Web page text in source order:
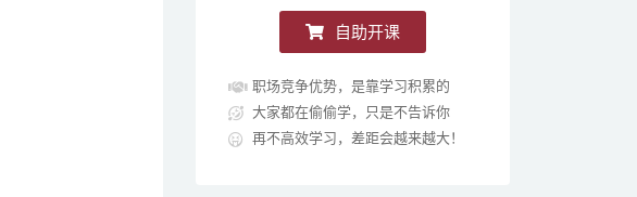
自助开课
职场竞争优势，是靠学习积累的
大家都在偷偷学，只是不告诉你
再不高效学习，差距会越来越大！